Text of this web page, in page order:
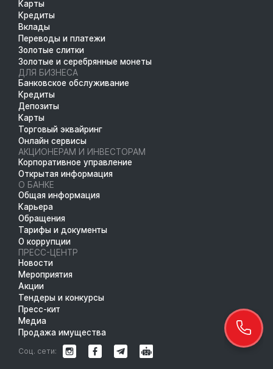
Карты
Кредиты
Вклады
Переводы и платежи
Золотые слитки
Золотые и серебрянные монеты
ДЛЯ БИЗНЕСА
Банковское обслуживание
Кредиты
Депозиты
Карты
Торговый эквайринг
Онлайн сервисы
АКЦИОНЕРАМ И ИНВЕСТОРАМ
Корпоративное управление
Открытая информация
О БАНКЕ
Общая информация
Карьера
Обращения
Тарифы и документы
О коррупции
ПРЕСС-ЦЕНТР
Новости
Мероприятия
Акции
Тендеры и конкурсы
Пресс-кит
Медиа
Продажа имущества
Соц. сети: